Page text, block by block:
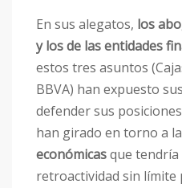
En sus alegatos, los
y los de las entidades
estos tres asuntos
BBVA) han expuesto
defender sus
han girado en torno a
económicasque
retroactividad sin límite